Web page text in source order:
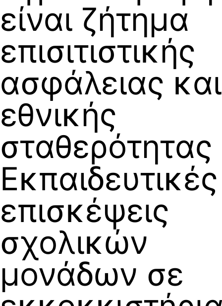
είναι ζήτημα
επισιτιστικής
ασφάλειας και
εθνικής
σταθερότητας
Εκπαιδευτικές
επισκέψεις
σχολικών
μονάδων σε